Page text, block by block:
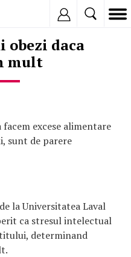
obezi daca
mult
excese alimentare
sunt de parere
la Universitatea Laval
ca stresul intelectual
determinand